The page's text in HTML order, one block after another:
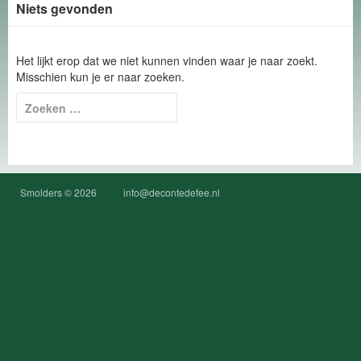
Niets gevonden
Het lijkt erop dat we niet kunnen vinden waar je naar zoekt.
Misschien kun je er naar zoeken.
Zoeken
naar:
Smolders © 2026 info@decontedefee.nl